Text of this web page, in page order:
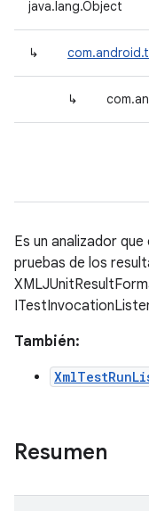
java.lang.Object
↳
↳
Es un analizador
pruebas de los
También:
Resumen